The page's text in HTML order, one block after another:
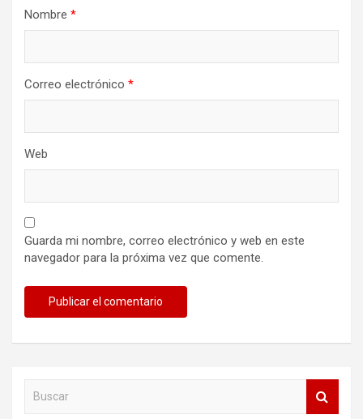
Nombre *
Correo electrónico *
Web
Guarda mi nombre, correo electrónico y web en este
navegador para la próxima vez que comente.